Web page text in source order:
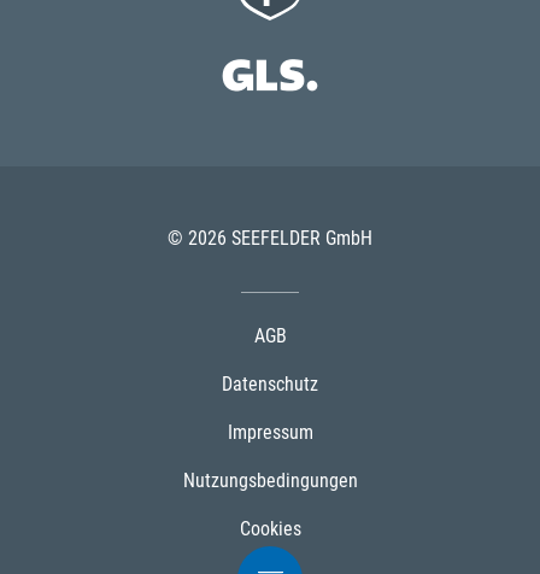
© 2026 SEEFELDER GmbH
AGB
Datenschutz
Impressum
Nutzungsbedingungen
Cookies